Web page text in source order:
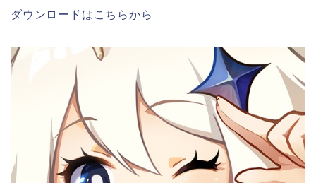
ダウンロードはこちらから